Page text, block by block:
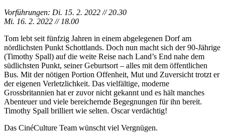
Vorführungen: Di. 15. 2. 2022 // 20.30
Mi. 16. 2. 2022 // 18.00
Tom lebt seit fünfzig Jahren in einem abgelegenen Dorf am
nördlichsten Punkt Schottlands. Doch nun macht sich der 90-Jährige
(Timothy Spall) auf die weite Reise nach Land’s End nahe dem
südlichsten Punkt, seiner Geburtsort – alles mit dem öffentlichen
Bus. Mit der nötigen Portion Offenheit, Mut und Zuversicht trotzt er
der eigenen Verletzlichkeit. Das vielfältige, moderne
Grossbritannien hat er zuvor nicht gekannt und es hält manches
Abenteuer und viele bereichernde Begegnungen für ihn bereit.
Timothy Spall brilliert wie selten. Oscar verdächtig!
Das CinéCulture Team wünscht viel Vergnügen.